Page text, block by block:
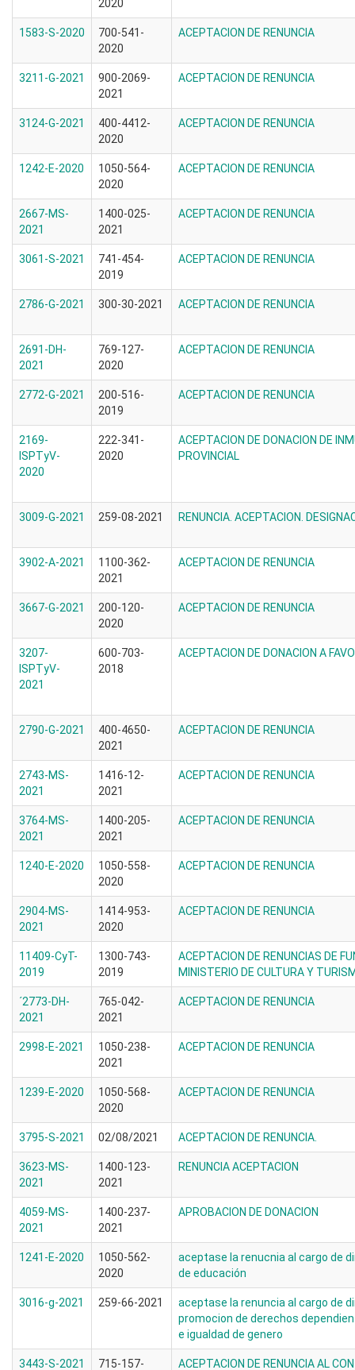
2020
1583-S-2020
700-541-
2020
ACEPTACION DE RENUNCIA
3211-G-2021
900-2069-
2021
ACEPTACION DE RENUNCIA
3124-G-2021
400-4412-
2020
ACEPTACION DE RENUNCIA
1242-E-2020
1050-564-
2020
ACEPTACION DE RENUNCIA
2667-MS-
2021
1400-025-
2021
ACEPTACION DE RENUNCIA
3061-S-2021
741-454-
2019
ACEPTACION DE RENUNCIA
2786-G-2021 300-30-2021 ACEPTACION DE RENUNCIA
2691-DH-
2021
769-127-
2020
ACEPTACION DE RENUNCIA
2772-G-2021
200-516-
2019
ACEPTACION DE RENUNCIA
2169-
ISPTyV-
2020
222-341-
2020
ACEPTACION DE DONACION DE
PROVINCIAL
3009-G-2021 259-08-2021 RENUNCIA. ACEPTACION.
3902-A-2021
1100-362-
2021
ACEPTACION DE RENUNCIA
3667-G-2021
200-120-
2020
ACEPTACION DE RENUNCIA
3207-
ISPTyV-
2021
600-703-
2018
ACEPTACION DE DONACION A
2790-G-2021
400-4650-
2021
ACEPTACION DE RENUNCIA
2743-MS-
2021
1416-12-
2021
ACEPTACION DE RENUNCIA
3764-MS-
2021
1400-205-
2021
ACEPTACION DE RENUNCIA
1240-E-2020
1050-558-
2020
ACEPTACION DE RENUNCIA
2904-MS-
2021
1414-953-
2020
ACEPTACION DE RENUNCIA
11409-CyT-
2019
1300-743-
2019
ACEPTACION DE RENUNCIAS DE
MINISTERIO DE CULTURA Y
´2773-DH-
2021
765-042-
2021
ACEPTACION DE RENUNCIA
2998-E-2021
1050-238-
2021
ACEPTACION DE RENUNCIA
1239-E-2020
1050-568-
2020
ACEPTACION DE RENUNCIA
3795-S-2021 02/08/2021 ACEPTACION DE RENUNCIA.
3623-MS-
2021
1400-123-
2021
RENUNCIA ACEPTACION
4059-MS-
2021
1400-237-
2021
APROBACION DE DONACION
1241-E-2020
1050-562-
2020
aceptase la renucnia al cargo de
de educación
3016-g-2021 259-66-2021
aceptase la renuncia al cargo de
promocion de derechos
e igualdad de genero
3443-S-2021 715-157- ACEPTACION DE RENUNCIA AL